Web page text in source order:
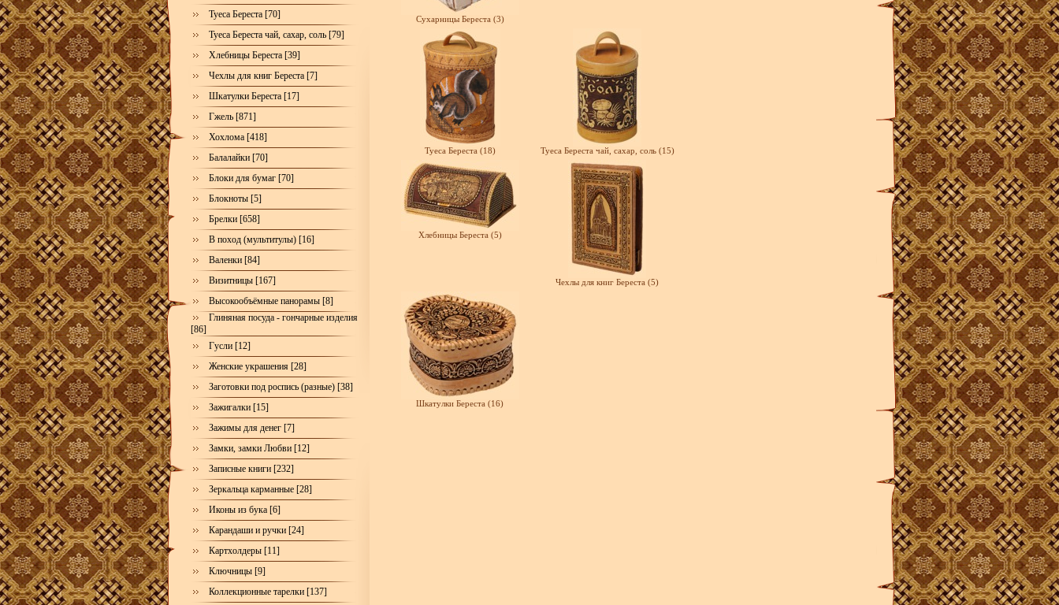
Туеса Береста [70]
Туеса Береста чай, сахар, соль [79]
Хлебницы Береста [39]
Чехлы для книг Береста [7]
Шкатулки Береста [17]
Гжель [871]
Хохлома [418]
Балалайки [70]
Блоки для бумаг [70]
Блокноты [5]
Брелки [658]
В поход (мультитулы) [16]
Валенки [84]
Визитницы [167]
Высокообъёмные панорамы [8]
Глиняная посуда - гончарные изделия
[86]
Гусли [12]
Женские украшения [28]
Заготовки под роспись (разные) [38]
Зажигалки [15]
Зажимы для денег [7]
Замки, замки Любви [12]
Записные книги [232]
Зеркальца карманные [28]
Иконы из бука [6]
Карандаши и ручки [24]
Картхолдеры [11]
Ключницы [9]
Коллекционные тарелки [137]
Сухарницы Береста (3)
Туеса Береста (18) Туеса Береста чай, сахар, соль (15)
Хлебницы Береста (5)
Чехлы для книг Береста (5)
Шкатулки Береста (16)